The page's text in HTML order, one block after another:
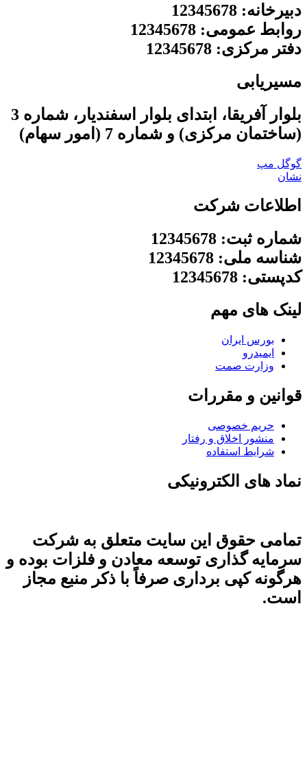
دبیرخانه: 12345678
روابط عمومی: 12345678
دفتر مرکزی: 12345678
مسیریابی
بلوار آفریقا، ابتدای بلوار اسفندیار، شماره 3
(ساختمان مرکزی) و شماره 7 (امور سهام)
گوگل مپ
نشان
اطلاعات شرکت
شماره ثبت: 12345678
شناسه ملی: 12345678
کدپستی: 12345678
لینک های مهم
بورس ایران
ایمیدرو
وزارت صمت
قوانین و مقررات
حریم خصوصی
منشور اخلاق و رفتار
شرایط استفاده
نماد های الکترونیکی
تمامی حقوق این سایت متعلق به شرکت
سرمایه گذاری توسعه معادن و فلزات بوده و
هرگونه کپی برداری صرفاً با ذکر منبع مجاز
است.